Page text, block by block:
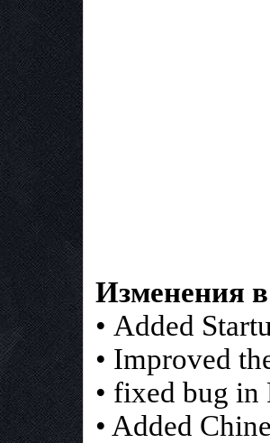
Изменения
• Added
• Improved
• fixed bug in
• Added